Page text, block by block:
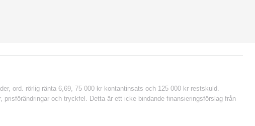
ord. rörlig ränta 6,69, 75 000 kr kontantinsats och 125 000 kr restskuld.
och tryckfel. Detta är ett icke bindande finansieringsförslag från